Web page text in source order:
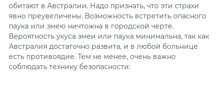
обитают в Австралии. Надо признать, что эти страхи
явно преувеличены. Возможность встретить опасного
паука или змею ничтожна в городской черте.
Вероятность укуса змеи или паука минимальна, так как
Австралия достаточно развита, и в любой больнице
есть противоядие. Тем не менее, очень важно
соблюдать технику безопасности: